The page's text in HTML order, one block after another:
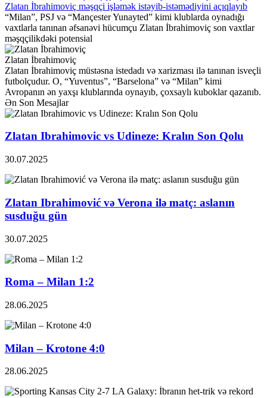
Zlatan İbrahimoviç məşqçi işləmək istəyib-istəmədiyini açıqlayıb
“Milan”, PSJ və “Mançester Yunayted” kimi klublarda oynadığı
vaxtlarla tanınan əfsanəvi hücumçu Zlatan İbrahimoviç son vaxtlar
məşqçilikdəki potensial
Zlatan İbrahimoviç
Zlatan İbrahimoviç müstəsna istedadı və xarizması ilə tanınan isveçli
futbolçudur. O, “Yuventus”, “Barselona” və “Milan” kimi
Avropanın ən yaxşı klublarında oynayıb, çoxsaylı kuboklar qazanıb.
Ən Son Mesajlar
Zlatan Ibrahimovic vs Udineze: Kralın Son Qolu
30.07.2025
Zlatan Ibrahimović və Verona ilə matç: aslanın
susduğu gün
30.07.2025
Roma – Milan 1:2
28.06.2025
Milan – Krotone 4:0
28.06.2025